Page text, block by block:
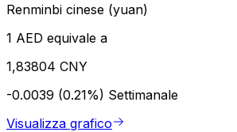
Renminbi cinese (yuan)
1 AED equivale a
1,83804 CNY
-0.0039 (0.21%) Settimanale
Visualizza grafico